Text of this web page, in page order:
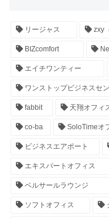
リージャス zxy
BIZcomfort
エイチワンティー
ワンストップビジネスセ
fabbit 天翔オフィ
co-ba SoloTimeオ
ビジネスエアポート
エキスパートオフィス
ベルサールラウンジ
ソフトオフィス